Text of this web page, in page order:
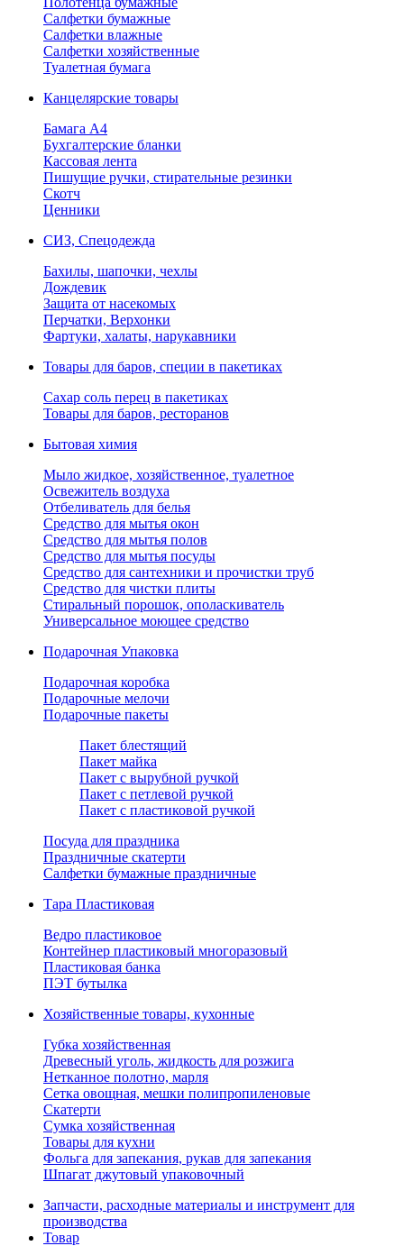
Салфетки бумажные
Салфетки влажные
Салфетки хозяйственные
Туалетная бумага
Канцелярские товары
Бамага А4
Бухгалтерские бланки
Кассовая лента
Пишущие ручки, стирательные резинки
Скотч
Ценники
СИЗ, Спецодежда
Бахилы, шапочки, чехлы
Дождевик
Защита от насекомых
Перчатки, Верхонки
Фартуки, халаты, нарукавники
Товары для баров, специи в пакетиках
Сахар соль перец в пакетиках
Товары для баров, ресторанов
Бытовая химия
Мыло жидкое, хозяйственное, туалетное
Освежитель воздуха
Отбеливатель для белья
Средство для мытья окон
Средство для мытья полов
Средство для мытья посуды
Средство для сантехники и прочистки труб
Средство для чистки плиты
Стиральный порошок, ополаскиватель
Универсальное моющее средство
Подарочная Упаковка
Подарочная коробка
Подарочные мелочи
Подарочные пакеты
Пакет блестящий
Пакет майка
Пакет с вырубной ручкой
Пакет с петлевой ручкой
Пакет с пластиковой ручкой
Посуда для праздника
Праздничные скатерти
Салфетки бумажные праздничные
Тара Пластиковая
Ведро пластиковое
Контейнер пластиковый многоразовый
Пластиковая банка
ПЭТ бутылка
Хозяйственные товары, кухонные
Губка хозяйственная
Древесный уголь, жидкость для розжига
Нетканное полотно, марля
Сетка овощная, мешки полипропиленовые
Скатерти
Сумка хозяйственная
Товары для кухни
Фольга для запекания, рукав для запекания
Шпагат джутовый упаковочный
Запчасти, расходные материалы и инструмент для
производства
Товар